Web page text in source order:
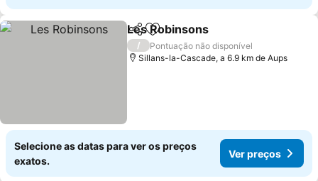
PartilharAdicionar aos favoritos
Les Robinsons
/
Pontuação não disponível
Sillans-la-Cascade, a 6.9 km de Aups
Selecione as datas para ver os preços
exatos.
Ver preços